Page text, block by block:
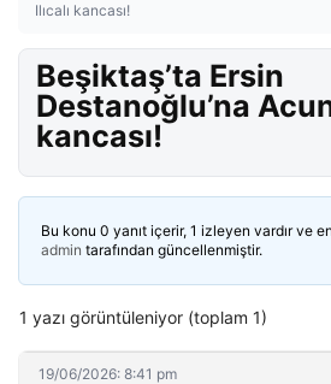
Ilıcalı kancası!
Beşiktaş’ta Ersin
Destanoğlu’na
kancası!
Bu konu 0 yanıt içerir, 1 izleyen vardır ve
admin tarafından güncellenmiştir.
1 yazı görüntüleniyor (toplam 1)
19/06/2026: 8:41 pm